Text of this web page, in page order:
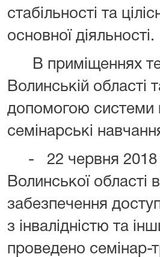
стабільності та
основної діяльності.
В приміщеннях
Волинській області
допомогою системи
семінарські
- 22 червня 2018
Волинської області
забезпечення
з інвалідністю та
проведено семінар-